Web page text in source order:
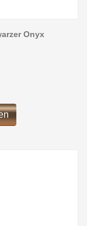
Onyx